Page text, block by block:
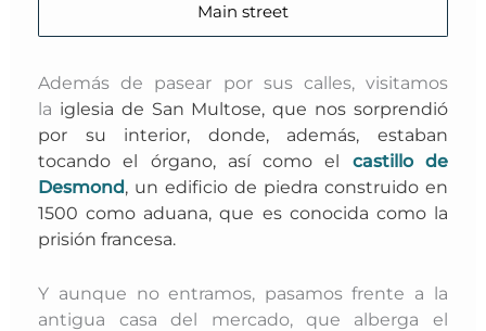
Main street
Además de pasear por sus calles, visitamos
la iglesia de San Multose, que nos sorprendió
por su interior, donde, además, estaban
tocando el órgano, así como el castillo de
Desmond, un edificio de piedra construido en
1500 como aduana, que es conocida como la
prisión francesa.
Y aunque no entramos, pasamos frente a la
antigua casa del mercado, que alberga el